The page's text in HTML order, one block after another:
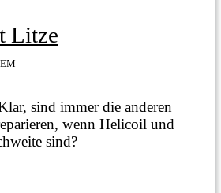
Litze
sind immer die anderen
wenn Helicoil und
sind?